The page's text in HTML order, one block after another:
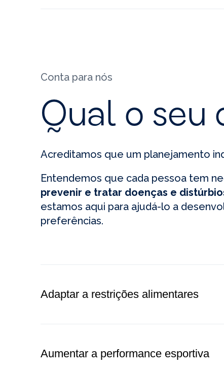
Conta para nós
Qual o seu
Acreditamos que um planejamento
Entendemos que cada pessoa tem
prevenir e tratar doenças e
estamos aqui para ajudá-lo a
preferências.
Adaptar a restrições alimentares
Aumentar a performance esportiva